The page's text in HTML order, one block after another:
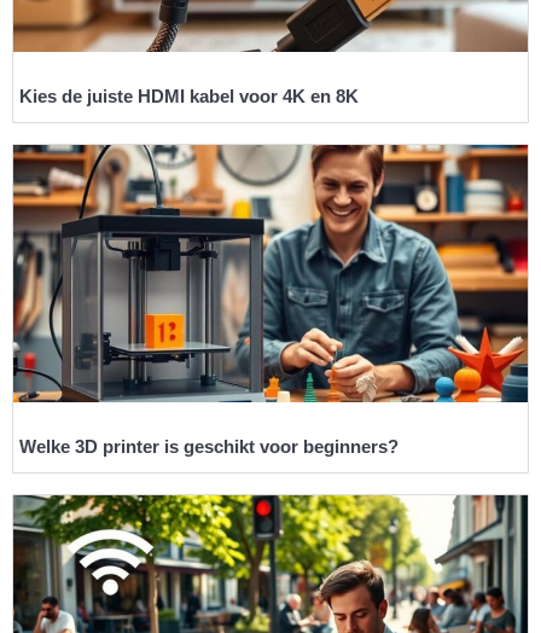
Kies de juiste HDMI kabel voor 4K en 8K
Welke 3D printer is geschikt voor beginners?